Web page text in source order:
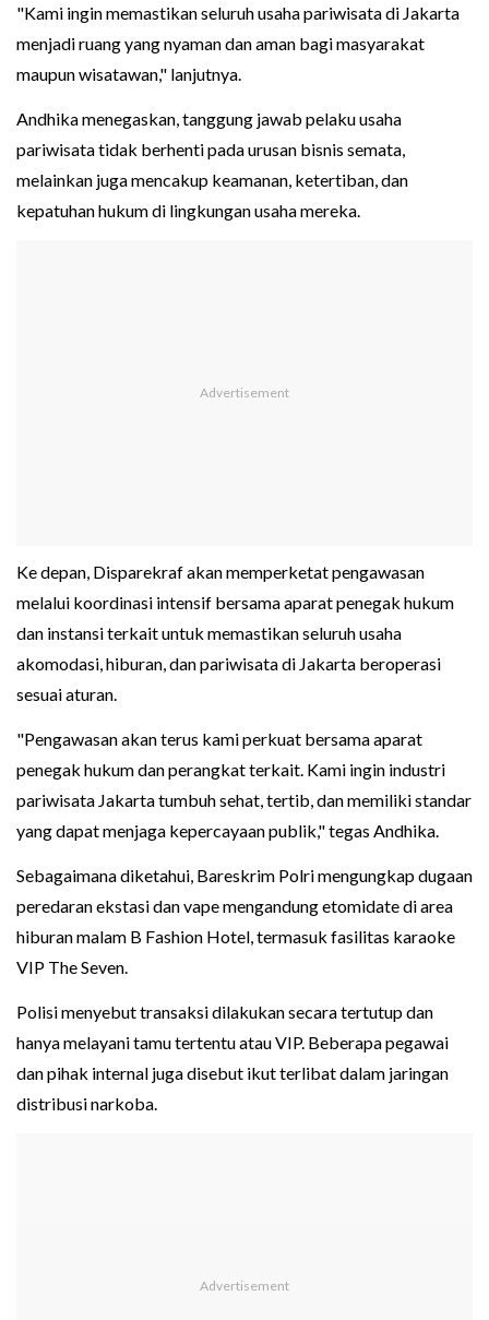
"Kami ingin memastikan seluruh usaha pariwisata di Jakarta
menjadi ruang yang nyaman dan aman bagi masyarakat
maupun wisatawan," lanjutnya.
Andhika menegaskan, tanggung jawab pelaku usaha
pariwisata tidak berhenti pada urusan bisnis semata,
melainkan juga mencakup keamanan, ketertiban, dan
kepatuhan hukum di lingkungan usaha mereka.
Ke depan, Disparekraf akan memperketat pengawasan
melalui koordinasi intensif bersama aparat penegak hukum
dan instansi terkait untuk memastikan seluruh usaha
akomodasi, hiburan, dan pariwisata di Jakarta beroperasi
sesuai aturan.
"Pengawasan akan terus kami perkuat bersama aparat
penegak hukum dan perangkat terkait. Kami ingin industri
pariwisata Jakarta tumbuh sehat, tertib, dan memiliki standar
yang dapat menjaga kepercayaan publik," tegas Andhika.
Sebagaimana diketahui, Bareskrim Polri mengungkap dugaan
peredaran ekstasi dan vape mengandung etomidate di area
hiburan malam B Fashion Hotel, termasuk fasilitas karaoke
VIP The Seven.
Polisi menyebut transaksi dilakukan secara tertutup dan
hanya melayani tamu tertentu atau VIP. Beberapa pegawai
dan pihak internal juga disebut ikut terlibat dalam jaringan
distribusi narkoba.